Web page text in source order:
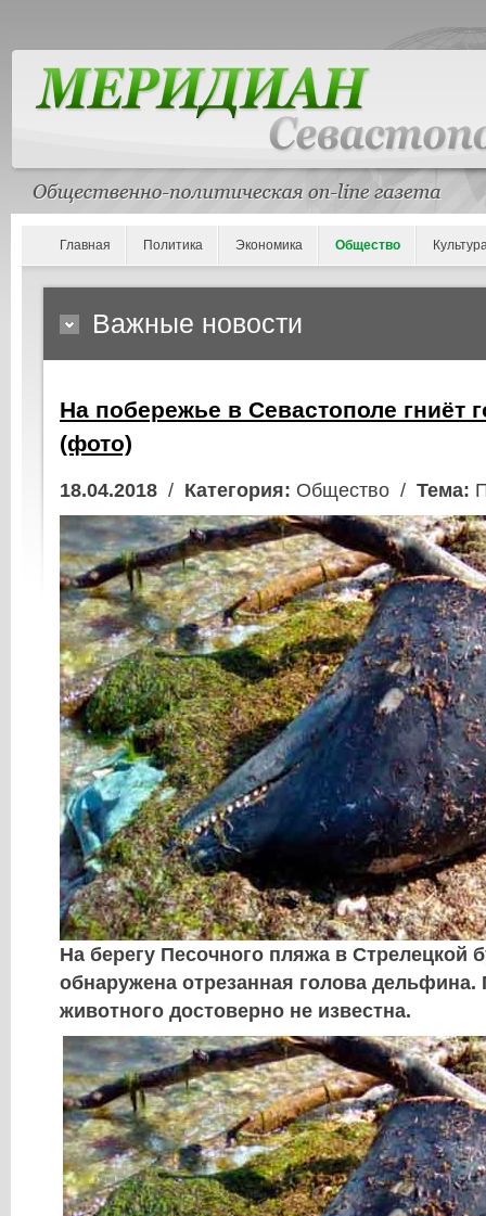
Главная Политика Экономика Общество
Важные новости
На побережье в Севастополе гниёт
(фото)
18.04.2018 / Категория: Общество / Тема:
На берегу Песочного пляжа в Стрелецкой
обнаружена отрезанная голова дельфина.
животного достоверно не известна.